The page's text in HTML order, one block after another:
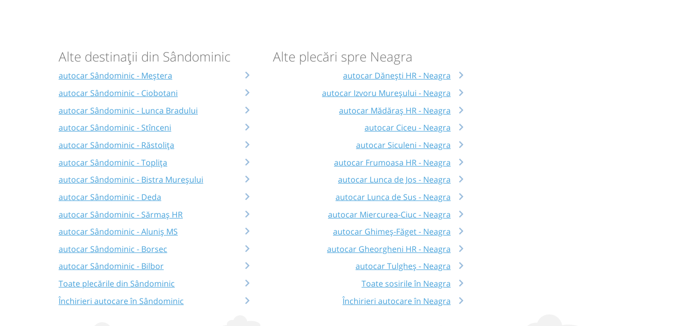
Alte destinații din Sândominic
autocar Sândominic - Meștera
autocar Sândominic - Ciobotani
autocar Sândominic - Lunca Bradului
autocar Sândominic - Stînceni
autocar Sândominic - Răstolița
autocar Sândominic - Toplița
autocar Sândominic - Bistra Mureșului
autocar Sândominic - Deda
autocar Sândominic - Sărmaș HR
autocar Sândominic - Aluniș MS
autocar Sândominic - Borsec
autocar Sândominic - Bilbor
Toate plecările din Sândominic
Închirieri autocare în Sândominic
Alte plecări spre Neagra
autocar Dănești HR - Neagra
autocar Izvoru Mureșului - Neagra
autocar Mădăraș HR - Neagra
autocar Ciceu - Neagra
autocar Siculeni - Neagra
autocar Frumoasa HR - Neagra
autocar Lunca de Jos - Neagra
autocar Lunca de Sus - Neagra
autocar Miercurea-Ciuc - Neagra
autocar Ghimeș-Făget - Neagra
autocar Gheorgheni HR - Neagra
autocar Tulgheș - Neagra
Toate sosirile în Neagra
Închirieri autocare în Neagra